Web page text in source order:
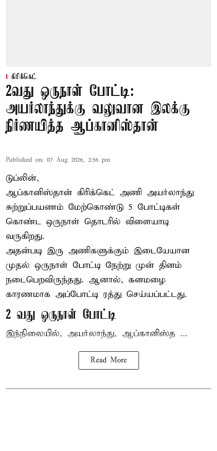
கிரிக்கெட்
2வது ஒருநாள் போட்டி:
அயர்லாந்துக்கு வலுவான இலக்கு
நிர்ணயித்த ஆப்கானிஸ்தான்
Published on: 07 Aug 2026, 2:56 pm
டுப்லின்,
ஆப்கானிஸ்தான் கிரிக்கெட் அணி அயர்லாந்து
சுற்றுப்பயணம் மேற்கொண்டு 5 போட்டிகள்
கொண்ட ஒருநாள் தொடரில் விளையாடி
வருகிறது.
அதன்படி இரு அணிகளுக்கும் இடையேயான
முதல் ஒருநாள் போட்டி நேற்று முன் தினம்
நடைபெறவிருந்தது. ஆனால், கனமழை
காரணமாக அப்போட்டி ரத்து செய்யப்பட்டது.
2 வது ஒருநாள் போட்டி
இந்நிலையில், அயர்லாந்து, ஆப்கானிஸ்த ...
Read More